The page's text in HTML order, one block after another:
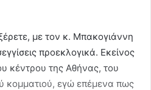
με τον κ. Μπακογιάννη
προεκλογικά. Εκείνος
κέντρου της Αθήνας, του
κομματιού, εγώ επέμενα πως